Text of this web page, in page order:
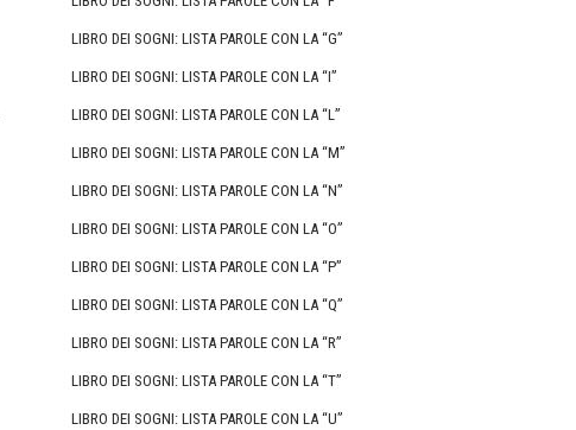
LIBRO DEI SOGNI: LISTA PAROLE CON LA “G”
LIBRO DEI SOGNI: LISTA PAROLE CON LA “I”
LIBRO DEI SOGNI: LISTA PAROLE CON LA “L”
LIBRO DEI SOGNI: LISTA PAROLE CON LA “M”
LIBRO DEI SOGNI: LISTA PAROLE CON LA “N”
LIBRO DEI SOGNI: LISTA PAROLE CON LA “O”
LIBRO DEI SOGNI: LISTA PAROLE CON LA “P”
LIBRO DEI SOGNI: LISTA PAROLE CON LA “Q”
LIBRO DEI SOGNI: LISTA PAROLE CON LA “R”
LIBRO DEI SOGNI: LISTA PAROLE CON LA “T”
LIBRO DEI SOGNI: LISTA PAROLE CON LA “U”